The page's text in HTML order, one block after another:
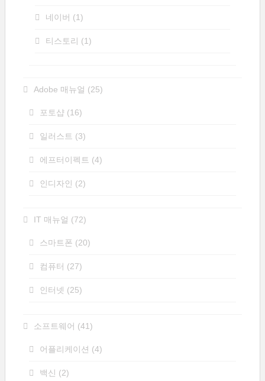
네이버 (1)
티스토리 (1)
Adobe 매뉴얼 (25)
포토샵 (16)
일러스트 (3)
에프터이펙트 (4)
인디자인 (2)
IT 매뉴얼 (72)
스마트폰 (20)
컴퓨터 (27)
인터넷 (25)
소프트웨어 (41)
어플리케이션 (4)
백신 (2)